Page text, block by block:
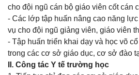
cho đội ngũ cán bộ giáo viên cốt cán
- Các lớp tập huấn nâng cao năng
vụ cho đội ngũ giảng viên, giáo viên
- Tập huấn triển khai dạy và học võ
trong các cơ sở giáo dục, cơ sở đào
II. Công tác Y tế trường học